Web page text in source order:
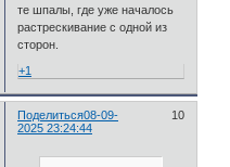
те шпалы, где уже началось
растрескивание с одной из
сторон.
+1
Поделиться 10
08-09-
2025 23:24:44